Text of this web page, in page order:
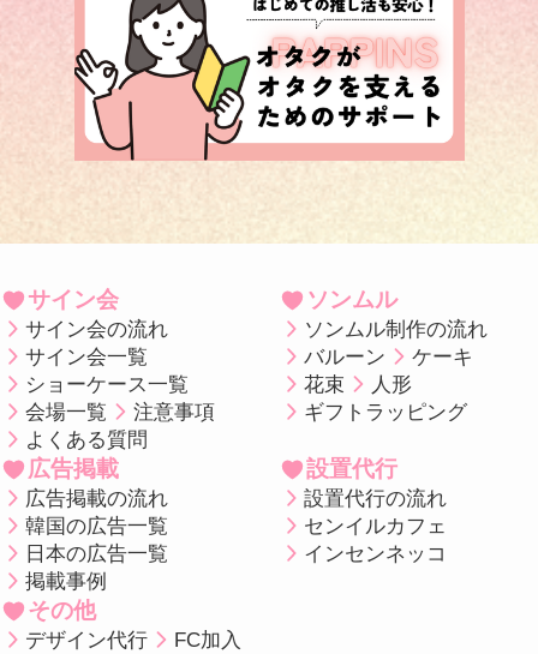
サイン会
サイン会の流れ
サイン会一覧
ショーケース一覧
会場一覧
注意事項
よくある質問
ソンムル
ソンムル制作の流れ
バルーン
ケーキ
花束
人形
ギフトラッピング
広告掲載
広告掲載の流れ
韓国の広告一覧
日本の広告一覧
掲載事例
設置代行
設置代行の流れ
センイルカフェ
インセンネッコ
その他
デザイン代行
FC加入